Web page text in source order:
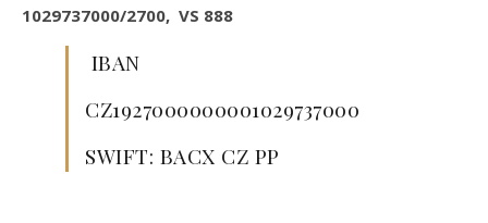
1029737000/2700, VS 888
IBAN
CZ1927000000001029737000
SWIFT: BACX CZ PP